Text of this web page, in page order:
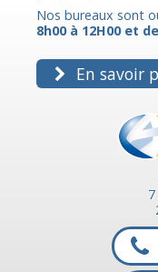
Nos bureaux sont
8h00 à 12H00 et
En savoir